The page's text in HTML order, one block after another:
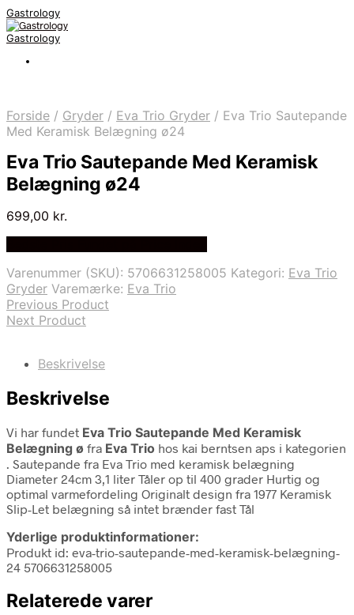
Gastrology
Gastrology
Forside / Gryder / Eva Trio Gryder / Eva Trio Sautepande
Med Keramisk Belægning ø24
Eva Trio Sautepande Med Keramisk
Belægning ø24
699,00 kr.
Varenummer (SKU): 5706631258005 Kategori: Eva Trio
Gryder Varemærke: Eva Trio
Previous Product
Next Product
Beskrivelse
Beskrivelse
Vi har fundet Eva Trio Sautepande Med Keramisk
Belægning ø fra Eva Trio hos kai berntsen aps i kategorien
. Sautepande fra Eva Trio med keramisk belægning
Diameter 24cm 3,1 liter Tåler op til 400 grader Hurtig og
optimal varmefordeling Originalt design fra 1977 Keramisk
Slip-Let belægning så intet brænder fast Tål
Yderlige produktinformationer:
Produkt id: eva-trio-sautepande-med-keramisk-belægning-
24 5706631258005
Relaterede varer